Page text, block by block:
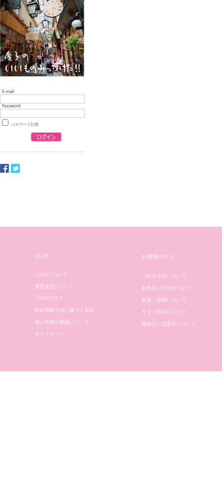
パスワード記憶
LCBB
LCBBについて
運営会社について
LCBBブログ
特定商取引法に基づく表示
個人情報の取扱について
サイトマップ
お買物ガイド
ご注文方法について
お支払い方法について
配送・送料について
ギフト対応について
商品のご注意点について